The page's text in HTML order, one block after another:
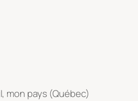
mon pays (Québec)